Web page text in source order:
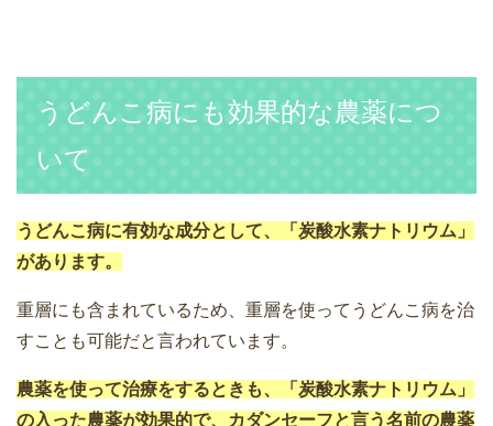
うどんこ病にも効果的な農薬につ
いて
うどんこ病に有効な成分として、「炭酸水素ナトリウム」
があります。
重層にも含まれているため、重層を使ってうどんこ病を治
すことも可能だと言われています。
農薬を使って治療をするときも、「炭酸水素ナトリウム」
の入った農薬が効果的で、カダンセーフと言う名前の農薬